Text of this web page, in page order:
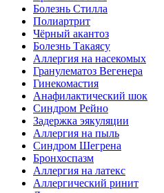
Болезнь Стилла
Полиартрит
Чёрный акантоз
Болезнь Такаясу
Аллергия на насекомых
Гранулематоз Вегенера
Гинекомастия
Анафилактический шок
Синдром Рейно
Задержка эякуляции
Аллергия на пыль
Синдром Шегрена
Бронхоспазм
Аллергия на латекс
Аллергический ринит